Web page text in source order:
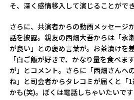
そ、深く感情移入して演じることがで
さらに、共演者からの動画メッセージ
話を披露。親友の西畑大吾からは「永
が良い」との褒め言葉が。お茶漬けを
「白ご飯が好きで、かなり量を食べま
が」とコメント。さらに「西畑さんへ
ね」と司会者からタレコミが届くと「
かも(笑)。ぼくは電話しちゃいたいです